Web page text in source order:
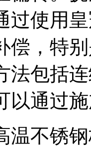
过使用
偿，特
法包括
以通过
不锈钢